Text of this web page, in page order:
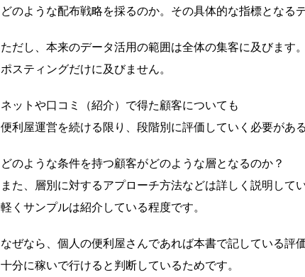
どのような配布戦略を採るのか。その具体的な指標となる
ただし、本来のデータ活用の範囲は全体の集客に及びます。
ポスティングだけに及びません。
ネットや口コミ（紹介）で得た顧客についても
便利屋運営を続ける限り、段階別に評価していく必要がある
どのような条件を持つ顧客がどのような層となるのか？
また、層別に対するアプローチ方法などは詳しく説明してい
軽くサンプルは紹介している程度です。
なぜなら、個人の便利屋さんであれば本書で記している評
十分に稼いで行けると判断しているためです。